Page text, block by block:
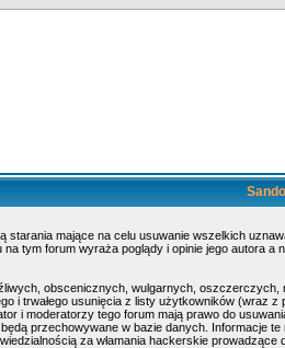
starania mające na celu usuwanie wszelkich
tym forum wyraża poglądy i opinie jego autora
obscenicznych, wulgarnych, oszczerczych,
i trwałego usunięcia z listy użytkowników (wraz z
i moderatorzy tego forum mają prawo do
przechowywane w bazie danych. Informacje
za włamania hackerskie prowadzące